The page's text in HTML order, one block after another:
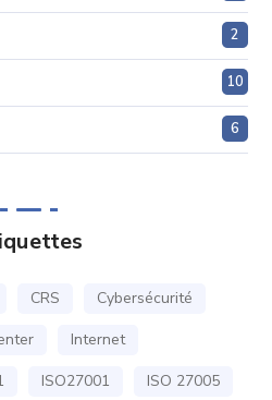
2
10
6
CRS
Cybersécurité
Internet
ISO27001
ISO 27005